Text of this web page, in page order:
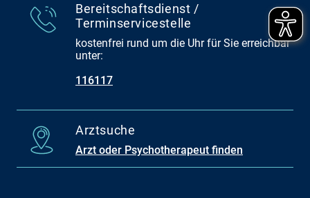
Bereitschaftsdienst /
Terminservicestelle
kostenfrei rund um die Uhr für Sie erreichbar
unter:
116117
Arztsuche
Arzt oder Psychotherapeut finden